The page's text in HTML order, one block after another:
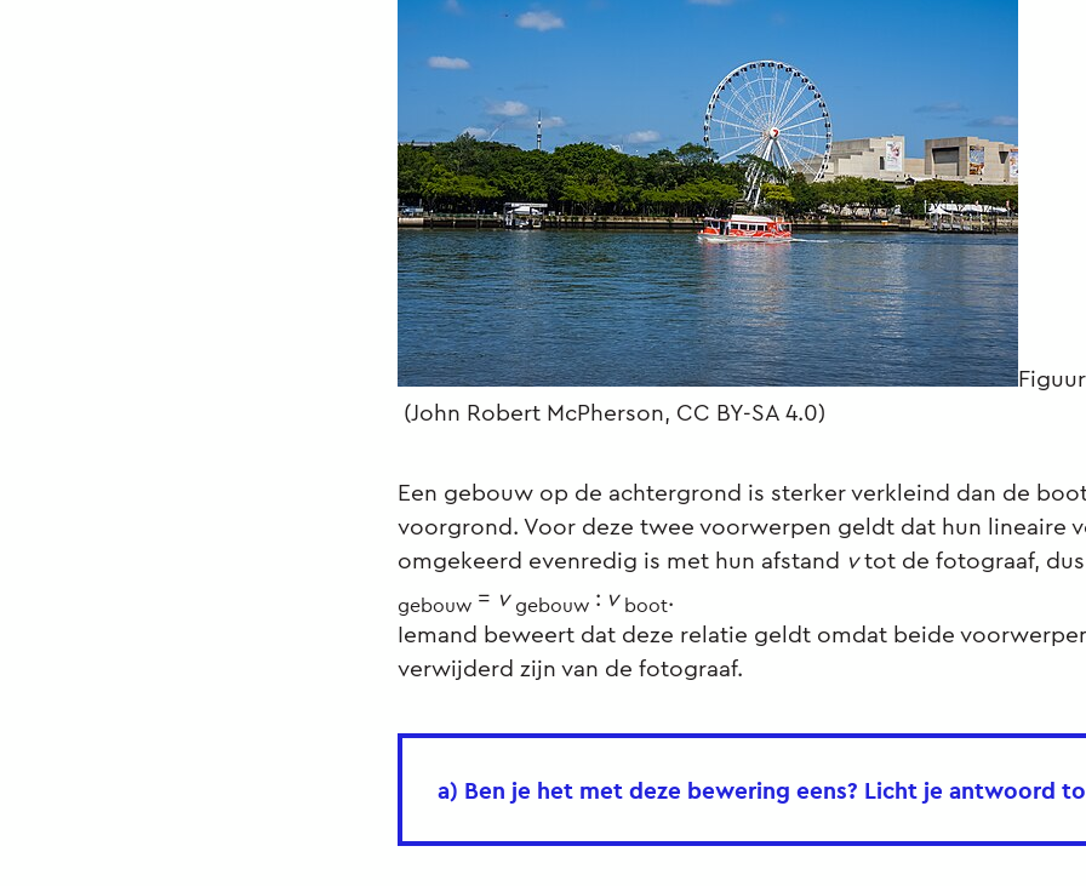
(John Robert McPherson, CC BY-SA 4.0)
Een gebouw op de achtergrond is sterker verkleind dan de
voorgrond. Voor deze twee voorwerpen geldt dat hun lineaire
omgekeerd evenredig is met hun afstand vtot de fotograaf,
gebouw = v gebouw : v boot.
Iemand beweert dat deze relatie geldt omdat beide
verwijderd zijn van de fotograaf.
a) Ben je het met deze bewering eens? Licht je antwoord